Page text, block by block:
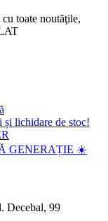
toate noutăţile,
și lichidare de stoc!
GENERAȚIE ☀️
Decebal, 99